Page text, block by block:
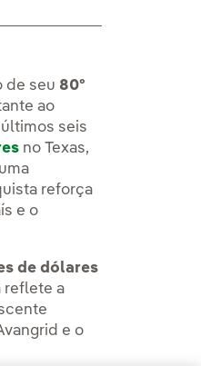
de seu 80º
ao
últimos seis
no Texas,
reforça
e o
de dólares
reflete a
e o